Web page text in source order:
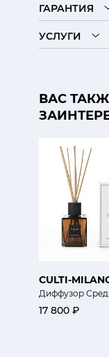
ГАРАНТИЯ
УСЛУГИ
ВАС
CULTI-
Диффузор
17 800 ₽